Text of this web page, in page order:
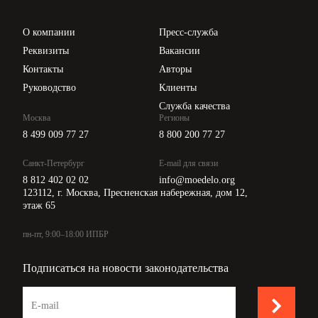
О компании
Реквизиты
Контакты
Руководство
Пресс-служба
Вакансии
Авторы
Клиенты
Служба качества
Москва
8 499 009 77 27
Санкт-Петербург
8 812 402 02 02
Регионы
8 800 200 77 27
E-mail для связи
info@moedelo.org
123112, г. Москва, Пресненская набережная, дом 12,
этаж 65
пн-пт, 9:00–18:00 ИПБР
Подписаться на новости законодательства